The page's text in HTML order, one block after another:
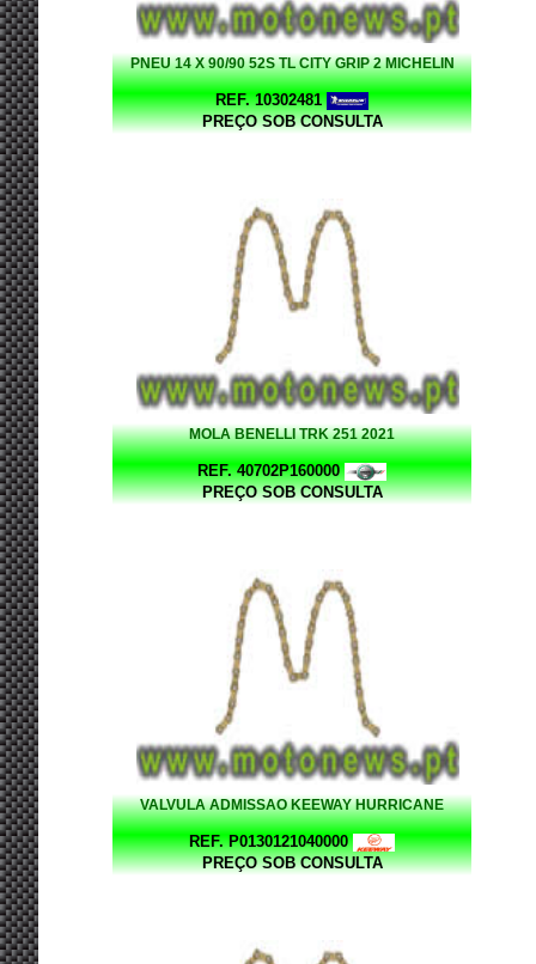
PNEU 14 X 90/90 52S TL CITY GRIP 2 MICHELIN
REF. 10302481
PREÇO SOB CONSULTA
MOLA BENELLI TRK 251 2021
REF. 40702P160000
PREÇO SOB CONSULTA
VALVULA ADMISSAO KEEWAY HURRICANE
REF. P0130121040000
PREÇO SOB CONSULTA